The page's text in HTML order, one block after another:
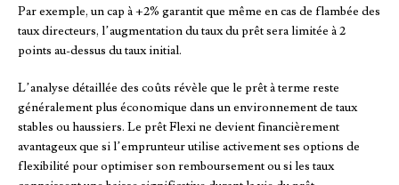
Par exemple, un cap à +2% garantit que même en cas de flambée des
taux directeurs, l’augmentation du taux du prêt sera limitée à 2
points au-dessus du taux initial.
L’analyse détaillée des coûts révèle que le prêt à terme reste
généralement plus économique dans un environnement de taux
stables ou haussiers. Le prêt Flexi ne devient financièrement
avantageux que si l’emprunteur utilise activement ses options de
flexibilité pour optimiser son remboursement ou si les taux